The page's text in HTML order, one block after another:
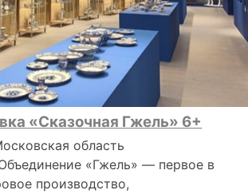
«Сказочная Гжель» 6+
область
«Гжель» — первое в
производство,